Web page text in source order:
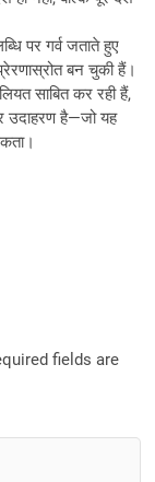
पर गर्व जताते हुए
बन चुकी हैं।
साबित कर रही हैं,
उदाहरण है—जो यह
fields are